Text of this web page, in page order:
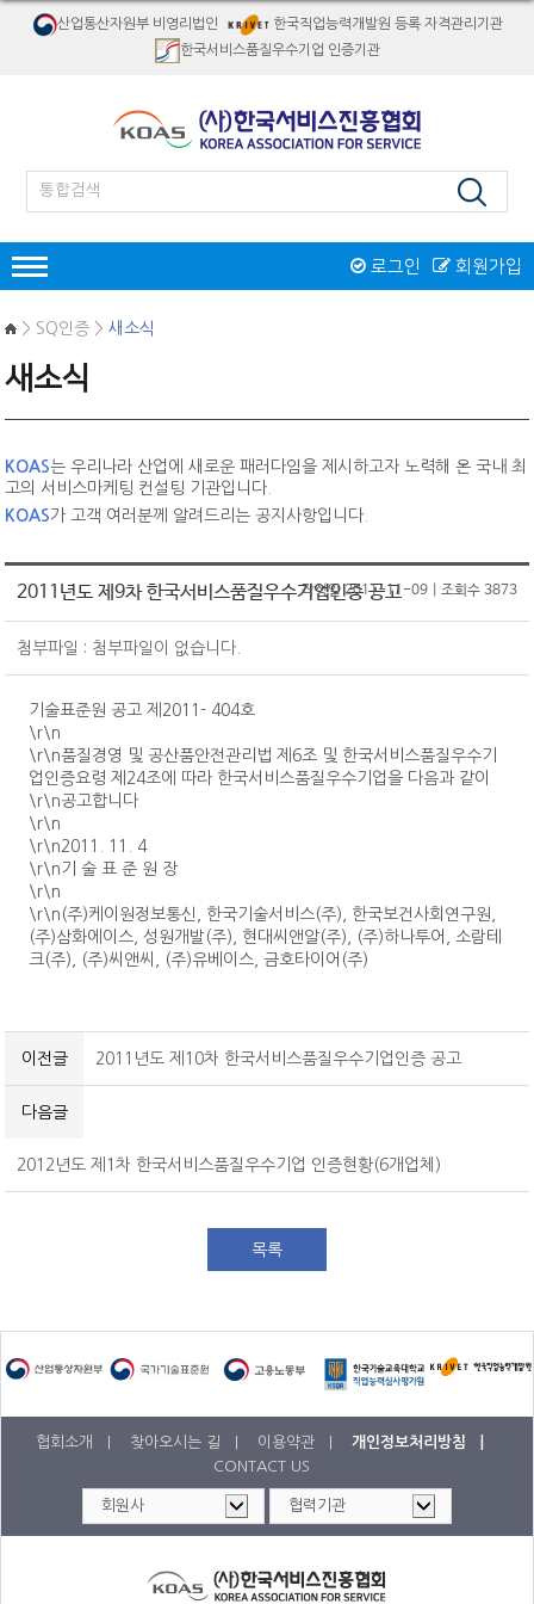
산업통산자원부 비영리법인
한국직업능력개발원 등록 자격관리기관
한국서비스품질우수기업 인증기관
회원가입
로그인
한국서비스품질우수기업인증
인증 신청접수
인증마크
SQ인증 Benefit
새소식
서비스품질우수상
서비스품질우수상 소개
절차 및 접수안내
역대수상 업체
자격검정
자격종목소개
병원서비스코디네이터
CS강사 2급
서비스품질컨설턴트
ASAT(항공서비스실무능력)
항공서비스매니저
고객상담사
서비스리더
시험일정/장소
자격취득 조회&자격증 발급
수험서 구매
명예의 전당
새소식
단체접수
교육
오프라인교육
CS강사 2급 과정
CS강사 1급 과정
맞춤형 위탁교육
온라인교육
KOAS 강사진
새소식
서비스산업연구소
고객센터
자료실
SQ인증
자격검정
교육
기타
Q&A
인사말
연혁
조직도
CI
PR
홍보물
회원사&MOU체결기관
마이페이지
회원정보 변경/탈퇴
회원정보변경
회원탈퇴
원서접수 조회&수험표 출력
자격취득 조회&자격증 발급
자격취득 조회
자격증 발급
신청(구매)내역
수험서 구매내역
수강료 결제내역
문의접수 내역
> SQ인증 >새소식
새소식
KOAS는 우리나라 산업에 새로운 패러다임을 제시하고자 노력해 온 국내 최
고의 서비스마케팅 컨설팅 기관입니다.
KOAS가 고객 여러분께 알려드리는 공지사항입니다.
2011년도 제9차 한국서비스품질우수기업인증 공고작성일 2011-11-09 | 조회수 3873
첨부파일 : 첨부파일이 없습니다.
기술표준원 공고 제2011- 404호
\r\n
\r\n품질경영 및 공산품안전관리법 제6조 및 한국서비스품질우수기
업인증요령 제24조에 따라 한국서비스품질우수기업을 다음과 같이
\r\n공고합니다
\r\n
\r\n2011. 11. 4
\r\n기 술 표 준 원 장
\r\n
\r\n(주)케이원정보통신, 한국기술서비스(주), 한국보건사회연구원,
(주)삼화에이스, 성원개발(주), 현대씨앤알(주), (주)하나투어, 소람테
크(주), (주)씨앤씨, (주)유베이스, 금호타이어(주)
이전글 2011년도 제10차 한국서비스품질우수기업인증 공고
다음글
2012년도 제1차 한국서비스품질우수기업 인증현황(6개업체)
목록
협회소개 | 찾아오시는 길 | 이용약관 |
개인정보처리방침 |
CONTACT US